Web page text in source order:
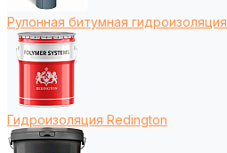
Рулонная битумная гидроизоляция
Гидроизоляция Redington